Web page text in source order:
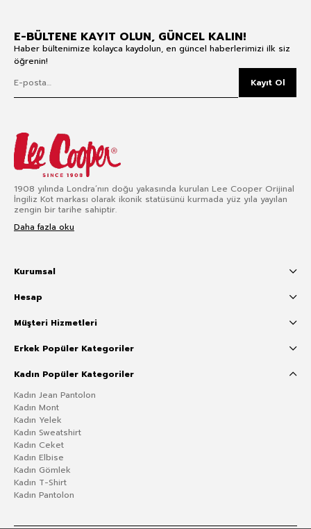
E-BÜLTENE KAYIT OLUN, GÜNCEL KALIN!
Haber bültenimize kolayca kaydolun, en güncel haberlerimizi ilk siz
öğrenin!
Kayıt Ol
1908 yılında Londra’nın doğu yakasında kurulan Lee Cooper Orijinal
İngiliz Kot markası olarak ikonik statüsünü kurmada yüz yıla yayılan
zengin bir tarihe sahiptir.
Daha fazla oku
Kurumsal
Hesap
Müşteri Hizmetleri
Erkek Popüler Kategoriler
Kadın Popüler Kategoriler
Kadın Jean Pantolon
Kadın Mont
Kadın Yelek
Kadın Sweatshirt
Kadın Ceket
Kadın Elbise
Kadın Gömlek
Kadın T-Shirt
Kadın Pantolon